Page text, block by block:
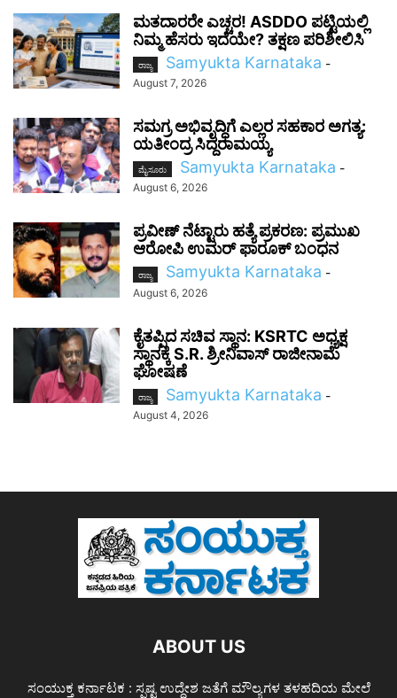
ಮತದಾರರೇ ಎಚ್ಚರ! ASDDO ಪಟ್ಟಿಯಲ್ಲಿ
ನಿಮ್ಮ ಹೆಸರು ಇದೆಯೇ? ತಕ್ಷಣ ಪರಿಶೀಲಿಸಿ
ರಾಜ್ಯ Samyukta Karnataka -
August 7, 2026
ಸಮಗ್ರ ಅಭಿವೃದ್ಧಿಗೆ ಎಲ್ಲರ ಸಹಕಾರ ಅಗತ್ಯ:
ಯತೀಂದ್ರ ಸಿದ್ದರಾಮಯ್ಯ
ಮೈಸೂರು Samyukta Karnataka -
August 6, 2026
ಪ್ರವೀಣ್ ನೆಟ್ಟಾರು ಹತ್ಯೆ ಪ್ರಕರಣ: ಪ್ರಮುಖ
ಆರೋಪಿ ಉಮರ್ ಫಾರೂಕ್ ಬಂಧನ
ರಾಜ್ಯ Samyukta Karnataka -
August 6, 2026
ಕೈತಪ್ಪಿದ ಸಚಿವ ಸ್ಥಾನ: KSRTC ಅಧ್ಯಕ್ಷ
ಸ್ಥಾನಕ್ಕೆ S.R. ಶ್ರೀನಿವಾಸ್ ರಾಜೀನಾಮೆ
ಘೋಷಣೆ
ರಾಜ್ಯ Samyukta Karnataka -
August 4, 2026
ABOUT US
ಸಂಯುಕ್ತ ಕರ್ನಾಟಕ : ಸ್ಪಷ್ಟ ಉದ್ದೇಶ ಜತೆಗೆ ಮೌಲ್ಯಗಳ ತಳಹದಿಯ ಮೇಲೆ